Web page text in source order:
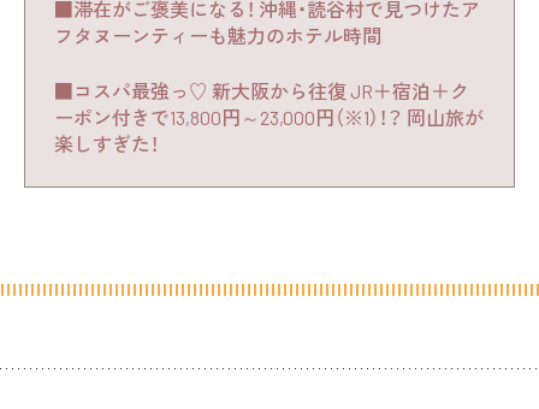
■滞在がご褒美になる！ 沖縄・読谷村で見つけたア
フタヌーンティーも魅力のホテル時間
■コスパ最強っ♡ 新大阪から往復 JR＋宿泊＋ク
ーポン付きで13,800円～23,000円（※1）！？ 岡山旅が
楽しすぎた！